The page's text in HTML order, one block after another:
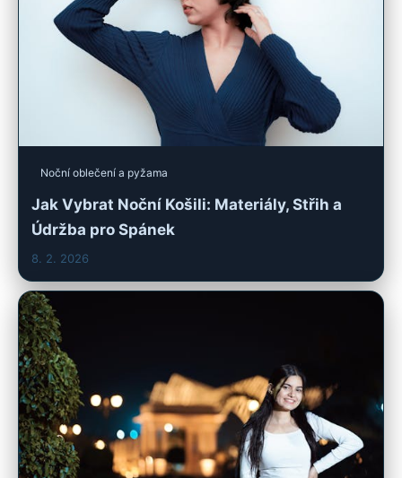
Noční oblečení a pyžama
Jak Vybrat Noční Košili: Materiály, Střih a
Údržba pro Spánek
8. 2. 2026